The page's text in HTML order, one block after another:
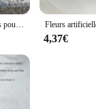
Arche de Fleurs Artificielles pour Décoration de Mariage, Boule de Fleurs en Plomb NucleoRoad, Décor de Fond de Gand, 50cm
4,37€